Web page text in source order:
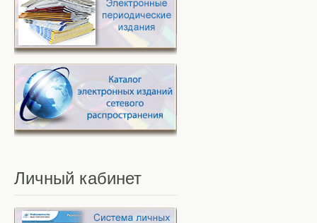
Личный кабинет